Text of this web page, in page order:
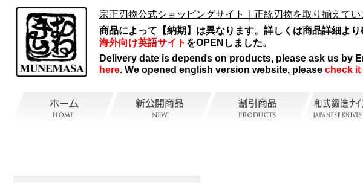
宗正刃物公式ショッピングサイト｜正統刃物を取り揃えてい
商品によって【納期】は異なります。詳しくは商品詳細よ
海外向け英語サイト をOPENしました。
Delivery date is depends on products, please ask us by
here. We opened english version website, please check it